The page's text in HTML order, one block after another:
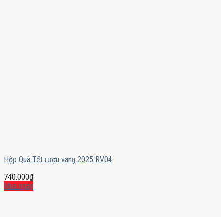
Hộp Quà Tết rượu vang 2025 RV04
740.000₫
Mua ngay